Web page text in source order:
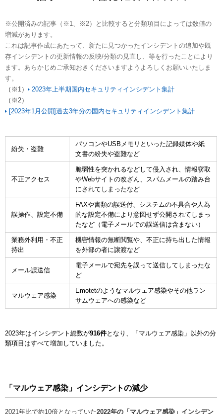
※公開済みの記事（※1、※2）と比較すると分類項目によっては数値の
増減があります。
これは記事作成にあたって、新たに見つかったインシデントの追加や既
存インシデントの更新情報の反映/分類の見直し、等を行ったことにより
ます。あらかじめご承知おきくださいますようよろしくお願いいたしま
す。
（※1）
2023年上半期国内セキュリティインシデント集計
（※2）
[2023年1月公開]過去3年分の国内セキュリティインシデント集計
紛失・盗難
パソコンやUSBメモリといった記録媒体や紙
文書の紛失や盗難など
不正アクセス
脆弱性を突かれるなどして侵入され、情報窃取
やWebサイトの改ざん、スパムメールの踏み台
にされてしまったなど
誤操作、設定不備
FAXや書類の誤送付、システムの不具合や人為
的な設定不備により意図せず公開されてしまっ
たなど（電子メールでの誤送信は含まない）
業務外利用・不正
持出
機密情報の無断閲覧や、不正に持ち出した情報
を外部の者に譲渡など
メール誤送信
電子メールで宛先を誤って送信してしまったな
ど
マルウェア感染
Emotetのようなマルウェア感染やその他ラン
サムウェアへの感染など
2023年はインシデント総数が916件となり、「マルウェア感染」以外の分
類項目はすべて増加していました。
「マルウェア感染」インシデントの減少
2021年比で約10倍となっていた2022年の「マルウェア感染」インシデン